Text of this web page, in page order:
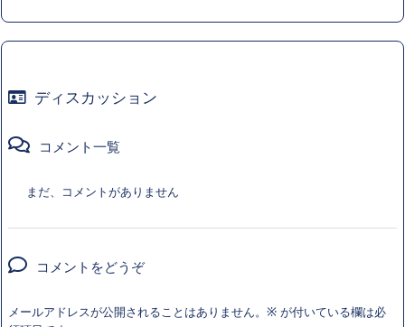
ディスカッション
コメント一覧
まだ、コメントがありません
コメントをどうぞ
メールアドレスが公開されることはありません。 ※ が付いている欄は必